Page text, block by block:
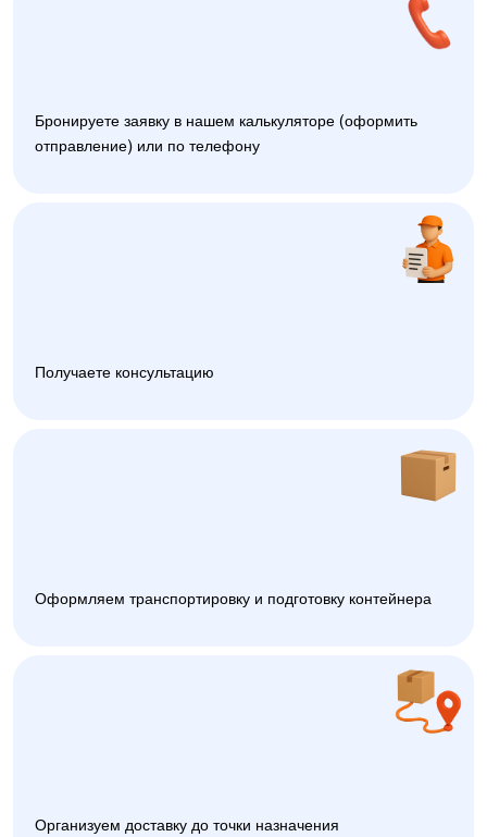
Бронируете заявку в нашем калькуляторе (оформить
отправление) или по телефону
Получаете консультацию
Оформляем транспортировку и подготовку контейнера
Организуем доставку до точки назначения